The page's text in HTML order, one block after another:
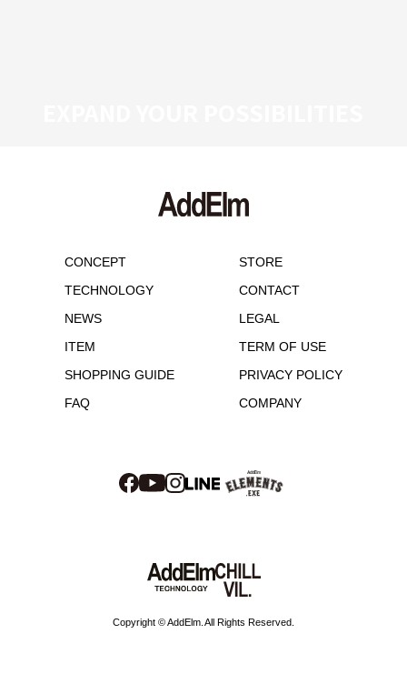
CONCEPT
TECHNOLOGY
NEWS
ITEM
SHOPPING GUIDE
FAQ
STORE
CONTACT
LEGAL
TERM OF USE
PRIVACY POLICY
COMPANY
Copyright © AddElm. All Rights Reserved.